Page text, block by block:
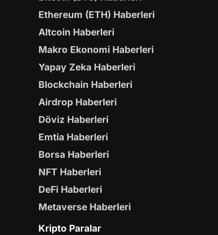
Ethereum (ETH) Haberleri
Altcoin Haberleri
Makro Ekonomi Haberleri
Yapay Zeka Haberleri
Blockchain Haberleri
Airdrop Haberleri
Döviz Haberleri
Emtia Haberleri
Borsa Haberleri
NFT Haberleri
DeFi Haberleri
Metaverse Haberleri
Kripto Paralar